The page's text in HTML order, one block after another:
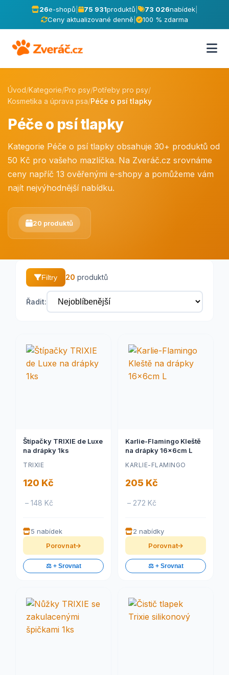
26e-shopů 75 931produktů 73 026nabídek|
Ceny aktualizované denně
100 % zdarma
Úvod/Kategorie/Pro psy/Potřeby pro psy/
Kosmetika a úprava psa/Péče o psí tlapky
Péče o psí tlapky
Kategorie Péče o psí tlapky obsahuje 30+ produktů od
50 Kč pro vašeho mazlíčka. Na Zveráč.cz srovnáme
ceny napříč 13 ověřenými e-shopy a pomůžeme vám
najít nejvýhodnější nabídku.
20 produktů
Filtry 20 produktů
Řadit:
Štípačky TRIXIE de Luxe
na drápky 1ks
TRIXIE
120 Kč
– 148 Kč
5 nabídek
Porovnat
⚖️ + Srovnat
Karlie-Flamingo Kleště
na drápky 16x6cm L
KARLIE-FLAMINGO
205 Kč
– 272 Kč
2 nabídky
Porovnat
⚖️ + Srovnat